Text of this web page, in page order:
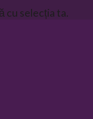
cu selecția ta.